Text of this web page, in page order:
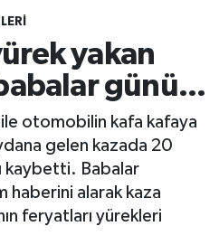
yakan
günü...
otomobilin kafa kafaya
gelen kazada 20
kaybetti. Babalar
haberini alarak kaza
feryatları yürekleri